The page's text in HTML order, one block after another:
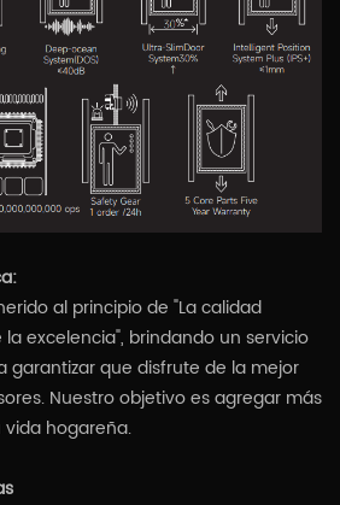
al principio de "La calidad
excelencia", brindando un servicio
garantizar que disfrute de la mejor
Nuestro objetivo es agregar más
hogareña.